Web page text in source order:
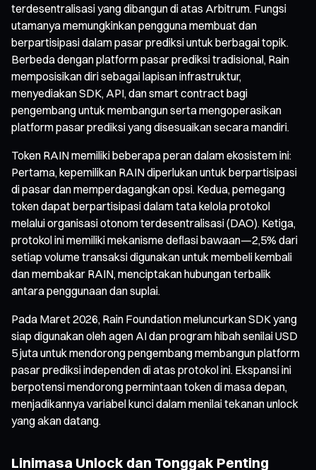
terdesentralisasi yang dibangun di atas Arbitrum. Fungsi
utamanya memungkinkan pengguna membuat dan
berpartisipasi dalam pasar prediksi untuk berbagai topik.
Berbeda dengan platform pasar prediksi tradisional, Rain
memposisikan diri sebagai lapisan infrastruktur,
menyediakan SDK, API, dan smart contract bagi
pengembang untuk membangun serta mengoperasikan
platform pasar prediksi yang disesuaikan secara mandiri.
Token RAIN memiliki beberapa peran dalam ekosistem ini:
Pertama, kepemilikan RAIN diperlukan untuk berpartisipasi
di pasar dan memperdagangkan opsi. Kedua, pemegang
token dapat berpartisipasi dalam tata kelola protokol
melalui organisasi otonom terdesentralisasi (DAO). Ketiga,
protokol ini memiliki mekanisme deflasi bawaan—2,5% dari
setiap volume transaksi digunakan untuk membeli kembali
dan membakar RAIN, menciptakan hubungan terbalik
antara penggunaan dan suplai.
Pada Maret 2026, Rain Foundation meluncurkan SDK yang
siap digunakan oleh agen AI dan program hibah senilai USD
5 juta untuk mendorong pengembang membangun platform
pasar prediksi independen di atas protokol ini. Ekspansi ini
berpotensi mendorong permintaan token di masa depan,
menjadikannya variabel kunci dalam menilai tekanan unlock
yang akan datang.
Linimasa Unlock dan Tonggak Penting